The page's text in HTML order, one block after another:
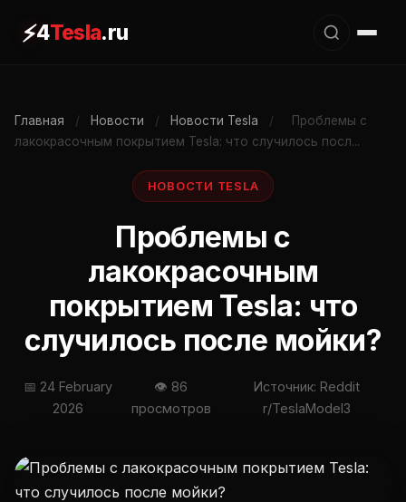
⚡4Tesla.ru
Главная / Новости / Новости Tesla /
Проблемы с
лакокрасочным покрытием Tesla: что случилось посл...
НОВОСТИ TESLA
Проблемы с
лакокрасочным
покрытием Tesla: что
случилось после мойки?
📅 24 February
2026
👁 86
просмотров
Источник: Reddit
r/TeslaModel3